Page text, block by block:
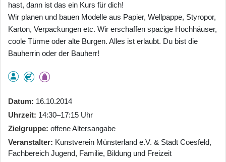
hast, dann ist das ein Kurs für dich!
Wir planen und bauen Modelle aus Papier, Wellpappe, Styropor,
Karton, Verpackungen etc. Wir erschaffen spacige Hochhäuser,
coole Türme oder alte Burgen. Alles ist erlaubt. Du bist die
Bauherrin oder der Bauherr!
Datum 16.10.2014
Uhrzeit 14:30–17:15 Uhr
Zielgruppe offene Altersangabe
Veranstalter Kunstverein Münsterland e.V. & Stadt Coesfeld,
Fachbereich Jugend, Familie, Bildung und Freizeit